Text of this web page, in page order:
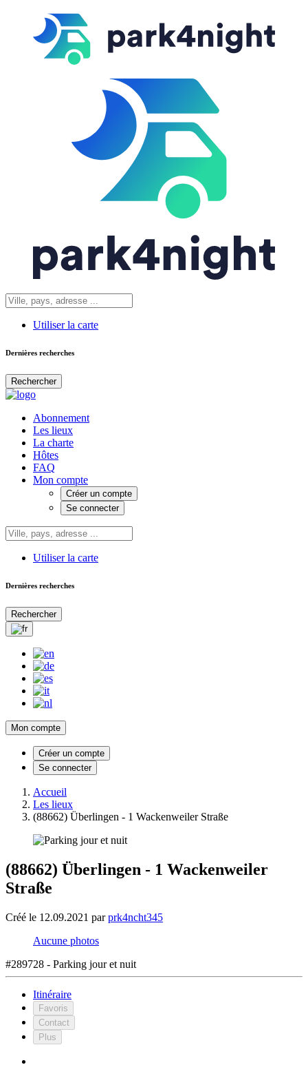
Utiliser la carte
Dernières recherches
Rechercher
Abonnement
Les lieux
La charte
Hôtes
FAQ
Mon compte
Créer un compte
Se connecter
Utiliser la carte
Dernières recherches
Rechercher
Mon compte
Créer un compte
Se connecter
Accueil
Les lieux
(88662) Überlingen - 1 Wackenweiler Straße
(88662) Überlingen - 1 Wackenweiler
Straße
Créé le 12.09.2021 parprk4ncht345
Aucune photos
#289728 - Parking jour et nuit
Itinéraire
Favoris
Contact
Plus